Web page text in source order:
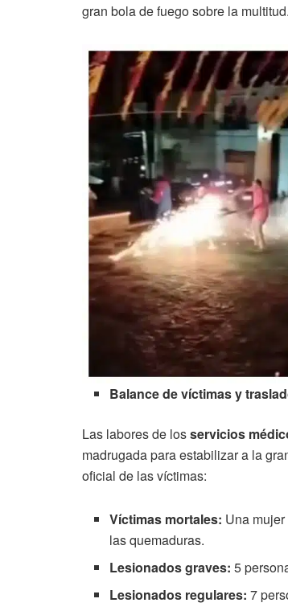
gran bola de fuego sobre la multitud.
Balance de víctimas y
Las labores de losservicios
madrugada para estabilizar a la
oficial de las víctimas:
Víctimas mortales: Una
las quemaduras.
Lesionados graves: 5
Lesionados regulares: 7